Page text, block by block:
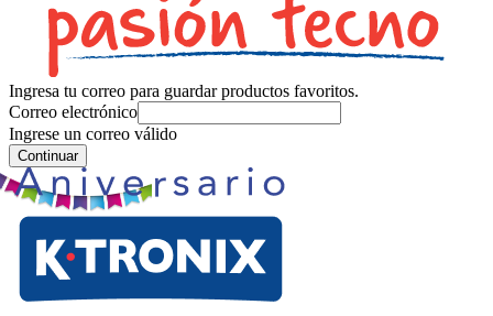
Ingresa tu correo para guardar productos favoritos.
Correo electrónico
Ingrese un correo válido
Continuar